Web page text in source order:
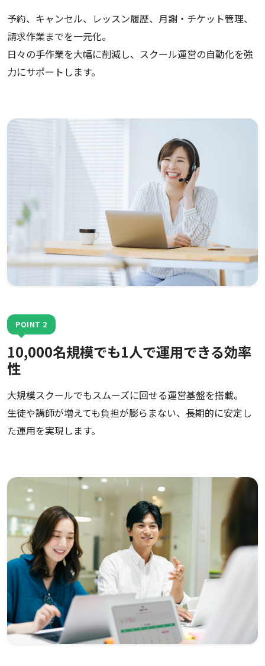
予約、キャンセル、レッスン履歴、月謝・チケット管理、
請求作業までを一元化。
日々の手作業を大幅に削減し、スクール運営の自動化を強
力にサポートします。
POINT 2
10,000名規模でも1人で運用できる効率
性
大規模スクールでもスムーズに回せる運営基盤を搭載。
生徒や講師が増えても負担が膨らまない、長期的に安定し
た運用を実現します。